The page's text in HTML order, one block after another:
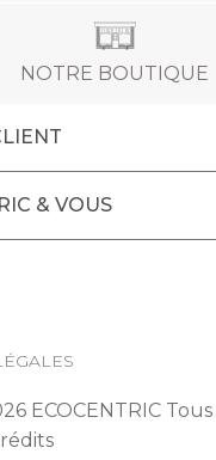
NOTRE BOUTIQUE
& VOUS
ECOCENTRIC